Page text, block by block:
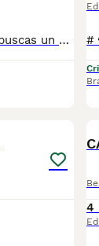
# 🐶 Cachorros Beagle criados en ambiente familiar Si buscas un Beagle sano, equilibrado y criado con cariño desde el primer día, estás en el lugar adecuado. Nuestros cachorros nacen y crecen en un **ambiente completamente familiar**, conviviendo a diario con personas y acostumbrándose a los sonidos y rutinas de un hogar. Esto favorece una mejor socialización y adaptación a su nueva familia. ❤️ Realizamos muy pocas camadas al año para poder dedicar a cada cachorro toda la atención que necesita. Se entregan: ✔ Vacunados según su edad. ✔ Desparasitados. ✔ Revisados veterinariamente. ✔ Con toda su documentación al día. ✔ Acostumbrados al contacto diario con personas. 🚚 **Entrega personalizada en toda la Península.** Nos desplazamos personalmente desde nuestra casa hasta la puerta de la tuya para que conozcas a tu cachorro con total tranquilidad. 💳 **No tendrás que pagar absolutamente nada por adelantado.** Podrás ver al cachorro en persona, comprobar que todo está exactamente como te hemos explicado y, únicamente cuando estés completamente satisfecho, realizarás el pago **a la entrega**. Creemos que la confianza es la mejor garantía. Si quieres más información, fotografías o vídeos de la camada, estaremos encantados de atenderte y resolver cualquier duda. 📍 Entregas en toda la Península. 610864702 ... . . . . . . . . . ....
4